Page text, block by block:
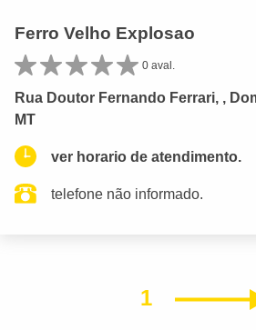
Ferro Velho Explosao
0 aval.
Rua Doutor Fernando Ferrari, ,
MT
ver horario de atendimento.
telefone não informado.
1